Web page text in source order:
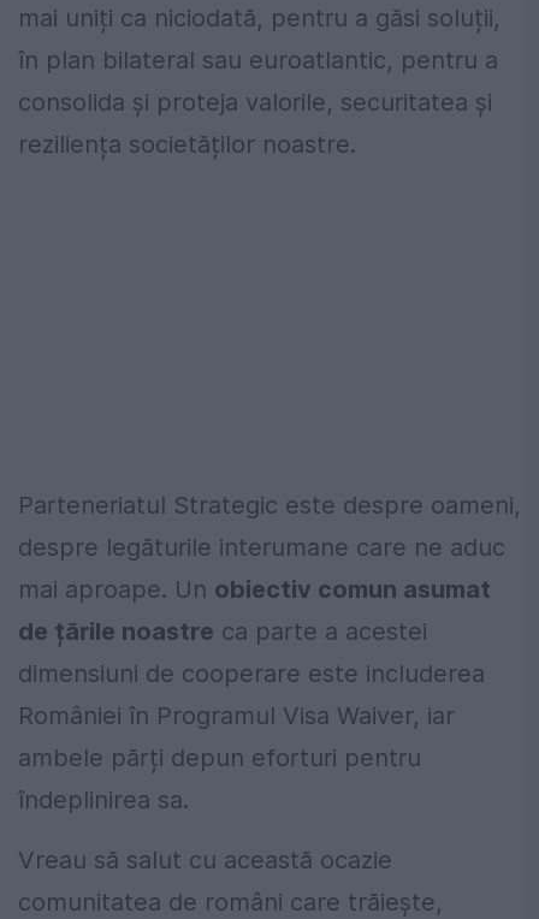
mai uniți ca niciodată, pentru a găsi soluții,
în plan bilateral sau euroatlantic, pentru a
consolida și proteja valorile, securitatea și
reziliența societăților noastre.
Parteneriatul Strategic este despre oameni,
despre legăturile interumane care ne aduc
mai aproape. Un obiectiv comun asumat
de țările noastre ca parte a acestei
dimensiuni de cooperare este includerea
României în Programul Visa Waiver, iar
ambele părți depun eforturi pentru
îndeplinirea sa.
Vreau să salut cu această ocazie
comunitatea de români care trăiește,